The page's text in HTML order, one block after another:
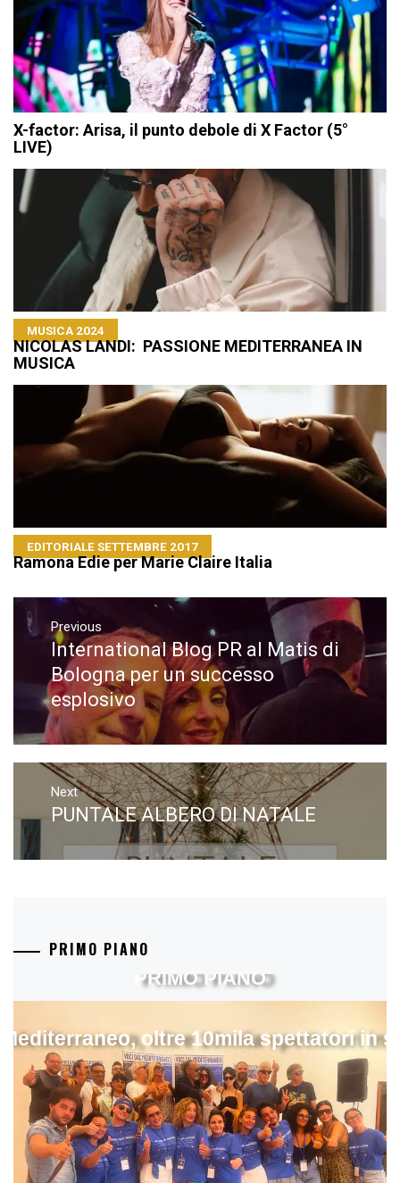
X-factor: Arisa, il punto debole di X Factor (5°
LIVE)
MUSICA 2024
NICOLAS LANDI: PASSIONE MEDITERRANEA IN
MUSICA
EDITORIALE SETTEMBRE 2017
Ramona Edie per Marie Claire Italia
Navigazione
articoli
Previous
Previous
post:
International Blog PR al Matis di
Bologna per un successo
esplosivo
Next
Next
PUNTALE ALBERO DI NATALE
PRIMO PIANO
oltre 10mila spettatori in
PRIMO PIANO